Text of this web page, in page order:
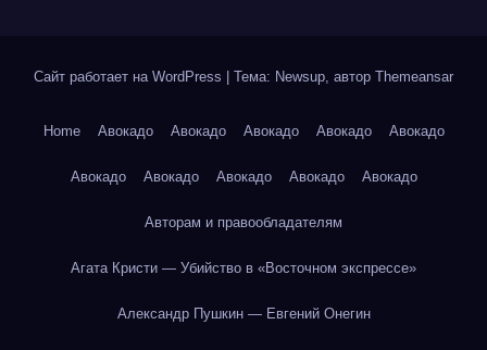
Сайт работает на WordPress Тема: Newsup, автор Themeansar
Home Авокадо Авокадо Авокадо Авокадо Авокадо
Авокадо Авокадо Авокадо Авокадо Авокадо
Авторам и правообладателям
Агата Кристи — Убийство в «Восточном экспрессе»
Александр Пушкин — Евгений Онегин